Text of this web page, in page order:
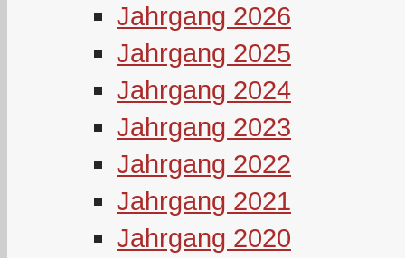
Jahrgang 2026
Jahrgang 2025
Jahrgang 2024
Jahrgang 2023
Jahrgang 2022
Jahrgang 2021
Jahrgang 2020